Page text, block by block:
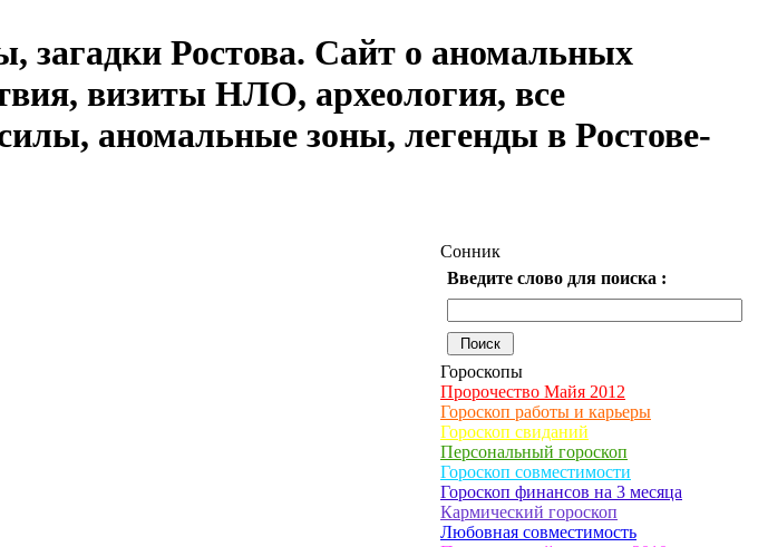
загадки Ростова. Сайт о аномальных
визиты НЛО, археология, все
аномальные зоны, легенды в Ростове-
Сонник
Введите слово для поиска :
Гороскопы
Пророчество Майя 2012
Гороскоп работы и карьеры
Гороскоп свиданий
Персональный гороскоп
Гороскоп совместимости
Гороскоп финансов на 3 месяца
Кармический гороскоп
Любовная совместимость